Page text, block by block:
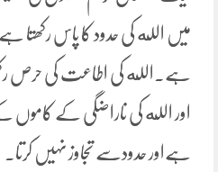
میں الله کی حدود کا پاس رکھتا
ہے۔الله کی اطاعت کی حرص
اور الله کی ناراضگی کے کاموں
ہےاور حدودسے تجاوز نہیں کرتا۔